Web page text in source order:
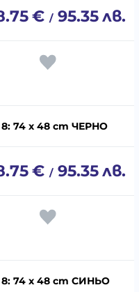
€ / 95.35лв.
8: 74 x 48 cm ЧЕРНО
€ / 95.35лв.
8: 74 x 48 cm СИНЬО